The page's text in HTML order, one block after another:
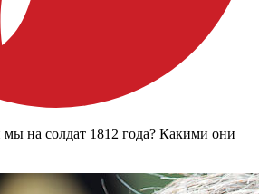
на солдат 1812 года? Какими они